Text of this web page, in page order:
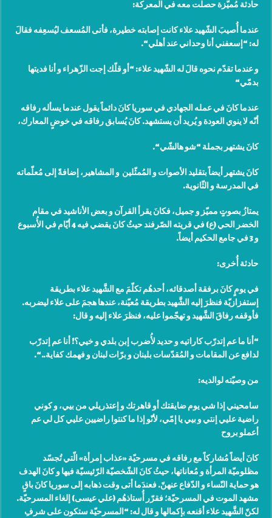
حادثة مُميّزة حصلت معه في المعركة:
عندما أُصيبَ الشّهيد علاء كانت إصابته خطيرة، فأتى المُسعف ليُسعِفه فقالَ
له: “إسعفني أنا وحداني عند أهلي“.
و عندما تقدّم نحوه قالَ له الشّهيد علاء: “أو قلّك إجت الزّهراء و أنا فديتها
بدمّي“
عندما كانَ في عمله الجهادي في سوريا كانَ دائماً يقول عندما يسأله رفاقه
أنّه لا ينوي العودة و يُريد أن يستشهد. كانَ يُسابق رفاقه في خوضٍ المعارك،
كانَ يشتهر بجملة “شو هالشّي“.
كانَ يشتهر أيضاً بتقليد الأصوات و المُمثّلين و المشاهير، إضافةً إلى مُعلّماته
في المدرسة و الثّانوية.
يمتازُ بصوتٍ مميّز و جميل، فكانَ يقرأ القرآن و بعض الأناشيد في مقام
الخضر الحي (ع) في قريته الصّرفند حيثُ كانَ يقضي فيه 4 أيّام في الأُسبوع
و 3 في جامع الحكيم أيضاً
.
حادثة أُخرى:
في يومٍ كانَ برفقة أصدقائه، أحدهُم تكلّمَ مع الشَّهيد علاء بطريقة
إستفزازيّة فنظرَ إليه الشَّهيد بطريقة مُعيّنة، عندها هجمَ على علاء ليضربه.
فأوقفه رفاقَ الشَّهيد و تهجّموا عليه، فنظرَ علاء إليه و قال:
“أنا ما عم إتدرّب كاراتيه و حديد لأُضرب إبن بلدي و خيي؟! أنا عم إتدرّب
لدافع عن المقامات و المُقدّسات بلبنان و برّات لبنان و فهمك كفاية..“.
من وصيّته لوالديه:
سامحيني إذا شي يوم ضايقتك أو قاهرتك و إعتذريلي من بيي، و كوني
راضية عليي إنتي و بيي يا إمّي، لأنّو إذا ما كنتوا راضيين عليي كل لي عم
أعملو بروح
كانَ أيضاً مُشاركاً مع رفاقه في مسرحيّة «عذاب إمرأة» الّتي تُجسّد
مظلوميّة المرأة و مُعاناتها، حيثُ كانَ الشّخصيّة الرّئيسيّة فيها و كانَ الهدف
هو حماية النّساء و الدّفاع عنهنّ. فعندَما أتى وقت ذهابه إلى سوريا كانَ باقٍ
مشهد الموت في المسرحيّة؛ فقرّر أُستاذهُم (علي عيسى) إلغاء المسرحيّة.
لكنّ الشَّهيد علاء أقنعه بإكمالها و قال له: “المسرحيّة ستكون على شرفِ